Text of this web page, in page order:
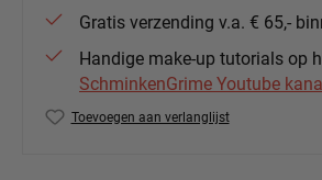
Gratis verzending v.a. € 65,-
Handige make-up tutorials op
SchminkenGrime Youtube
Toevoegen aan verlanglijst